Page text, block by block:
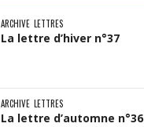
ARCHIVE LETTRES
La lettre d’hiver n°37
ARCHIVE LETTRES
La lettre d’automne n°36